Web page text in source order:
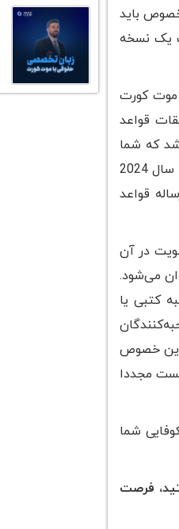
این خصوص باید
یک نسخه
شما باید به طور شفاف بدانید که برای شرکت در کدام موت کورت برنامه‌ریزی کرده‌اید. بیش از 30 موت کورت
قواعد
که شما
قصد شرکت در آن را دارید. برای مثال، اگر شما متقاضی شرکت در موت کورت حقوق بین‌الملل فیلیپ سی جساپ سال 2024
چرا که هرساله قواعد
در آن
می‌شود.
کتبی یا
این خصوص
مجددا
شما
فرصت